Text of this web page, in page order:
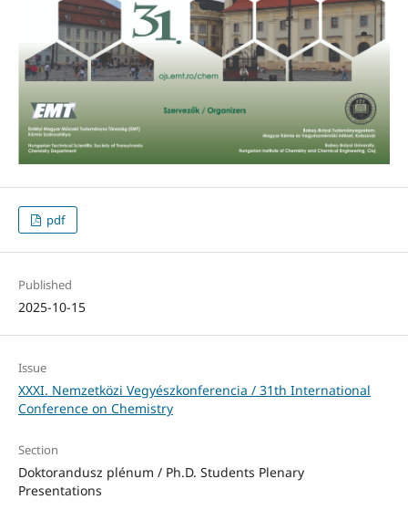
pdf
Published
2025-10-15
Issue
XXXI. Nemzetközi Vegyészkonferencia / 31th International
Conference on Chemistry
Section
Doktorandusz plénum / Ph.D. Students Plenary
Presentations